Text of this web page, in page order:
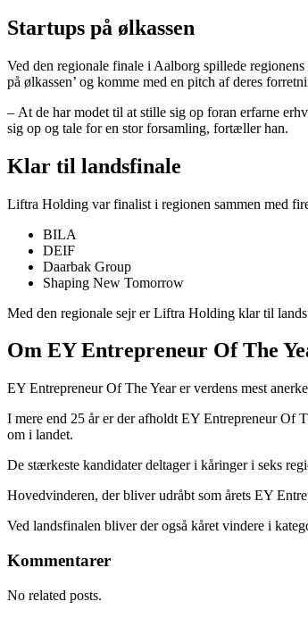
Startups på ølkassen
Ved den regionale finale i Aalborg spillede
på ølkassen’ og komme med en pitch af deres
– At de har modet til at stille sig op foran erfarne
sig op og tale for en stor forsamling, fortæller han.
Klar til landsfinale
Liftra Holding var finalist i regionen sammen med
BILA
DEIF
Daarbak Group
Shaping New Tomorrow
Med den regionale sejr er Liftra Holding klar til
Om EY Entrepreneur Of The
EY Entrepreneur Of The Year er verdens mest
I mere end 25 år er der afholdt EY Entrepreneur Of
om i landet.
De stærkeste kandidater deltager i kåringer i seks
Hovedvinderen, der bliver udråbt som årets EY
Ved landsfinalen bliver der også kåret vindere i
Kommentarer
No related posts.